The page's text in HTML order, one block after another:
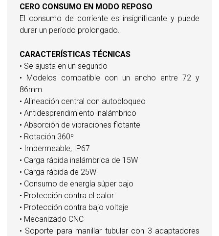
CERO CONSUMO EN MODO REPOSO
El consumo de corriente es insignificante y puede
durar un período prolongado.
CARACTERÍSTICAS TÉCNICAS
• Se ajusta en un segundo
• Modelos compatible con un ancho entre 72 y
86mm
• Alineación central con autobloqueo
• Antidesprendimiento inalámbrico
• Absorción de vibraciones flotante
• Rotación 360º
• Impermeable, IP67
• Carga rápida inalámbrica de 15W
• Carga rápida de 25W
• Consumo de energía súper bajo
• Protección contra el calor
• Protección contra bajo voltaje
• Mecanizado CNC
• Soporte para manillar tubular con 3 adaptadores